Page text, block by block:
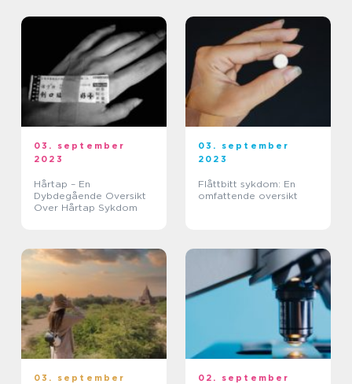
03. september
2023
Hårtap – En
Dybdegående Oversikt
Over Hårtap Sykdom
03. september
2023
Flåttbitt sykdom: En
omfattende oversikt
03. september
02. september